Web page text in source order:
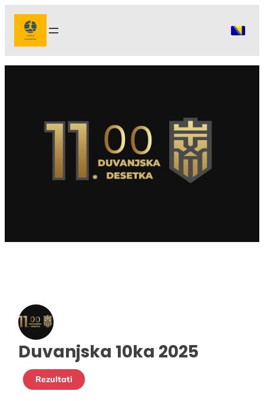
Idi
sadržaj
Duvanjska 10ka 2025
Rezultati